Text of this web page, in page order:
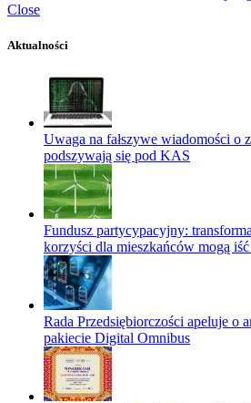
Close
Aktualności
Uwaga na fałszywe wiadomości o
podszywają się pod KAS
Fundusz partycypacyjny:
korzyści dla mieszkańców mogą
Rada Przedsiębiorczości apeluje o
pakiecie Digital Omnibus